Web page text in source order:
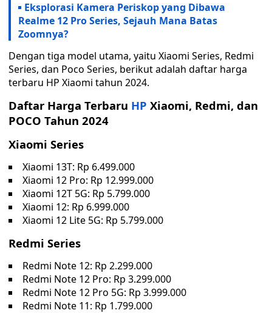
Eksplorasi Kamera Periskop yang Dibawa
Realme 12 Pro Series, Sejauh Mana Batas
Zoomnya?
Dengan tiga model utama, yaitu Xiaomi Series, Redmi
Series, dan Poco Series, berikut adalah daftar harga
terbaru HP Xiaomi tahun 2024.
Daftar Harga Terbaru HP Xiaomi, Redmi, dan
POCO Tahun 2024
Xiaomi Series
Xiaomi 13T: Rp 6.499.000
Xiaomi 12 Pro: Rp 12.999.000
Xiaomi 12T 5G: Rp 5.799.000
Xiaomi 12: Rp 6.999.000
Xiaomi 12 Lite 5G: Rp 5.799.000
Redmi Series
Redmi Note 12: Rp 2.299.000
Redmi Note 12 Pro: Rp 3.299.000
Redmi Note 12 Pro 5G: Rp 3.999.000
Redmi Note 11: Rp 1.799.000